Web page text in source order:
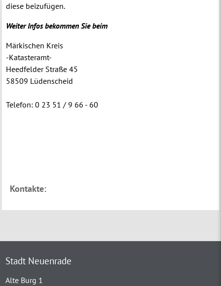
diese beizufügen.
Weiter Infos bekommen Sie beim
Märkischen Kreis
-Katasteramt-
Heedfelder Straße 45
58509 Lüdenscheid
Telefon: 0 23 51 / 9 66 - 60
Kontakte:
Stadt Neuenrade
Alte Burg 1